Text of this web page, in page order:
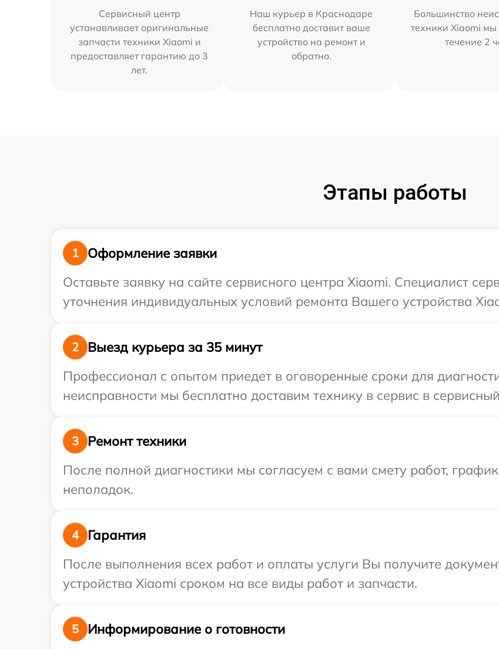
Сервисный центр
устанавливает оригинальные
запчасти техники Xiaomi и
предоставляет гарантию до 3
лет.
Наш курьер в Краснодаре
бесплатно доставит ваше
устройство на ремонт и
обратно.
Большинство
техники Xiaomi мы
течение 2
Этапы работы
1
Оформление заявки
Оставьте заявку на сайте сервисного центра Xiaomi. Специалист
уточнения индивидуальных условий ремонта Вашего устройства
2
Выезд курьера за 35 минут
Профессионал с опытом приедет в оговоренные сроки для
неисправности мы бесплатно доставим технику в сервис в
3
Ремонт техники
После полной диагностики мы согласуем с вами смету работ,
неполадок.
4
Гарантия
После выполнения всех работ и оплаты услуги Вы получите
устройства Xiaomi сроком на все виды работ и запчасти.
5
Информирование о готовности